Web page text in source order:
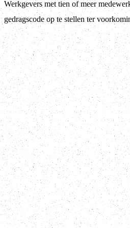
Werkgevers met tien of meer
gedragscode op te stellen ter